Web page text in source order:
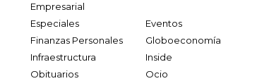
Empresarial
Especiales
Eventos
Finanzas Personales
Globoeconomía
Infraestructura
Inside
Obituarios
Ocio